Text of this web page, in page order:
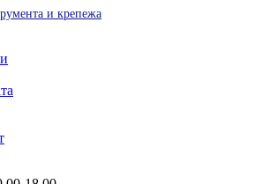
и крепежа